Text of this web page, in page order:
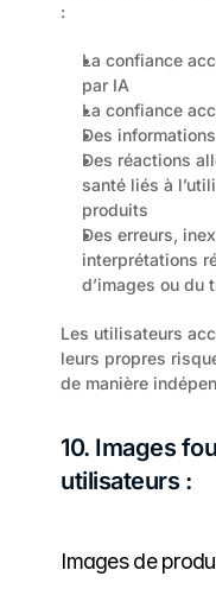
:
La confiance
par IA
La confiance
Des
Des réactions
santé liés à
produits
Des erreurs,
interprétations
d’images ou du
Les utilisateurs
leurs propres
de manière
10. Images
utilisateurs :
Images de